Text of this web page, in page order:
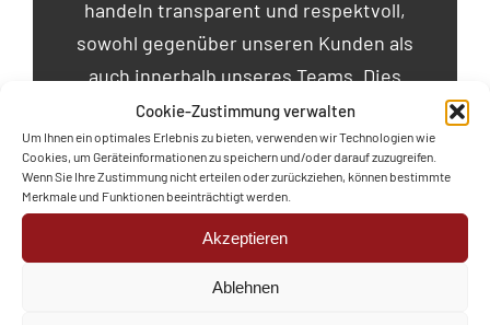
Cookie-Zustimmung verwalten
Um Ihnen ein optimales Erlebnis zu bieten, verwenden wir Technologien wie
Cookies, um Geräteinformationen zu speichern und/oder darauf zuzugreifen.
Wenn Sie Ihre Zustimmung nicht erteilen oder zurückziehen, können bestimmte
Merkmale und Funktionen beeinträchtigt werden.
Akzeptieren
Ablehnen
handeln transparent und respektvoll,
sowohl gegenüber unseren Kunden als
auch innerhalb unseres Teams. Dies
schafft eine solide Basis für langfristige
und erfolgreiche Beziehungen.